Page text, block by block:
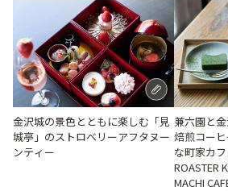
金沢城の景色とともに楽しむ「見
城亭」のストロベリーアフタヌー
ンティー
兼六園と
焙煎コー
な町家カフ
ROASTER
MACHI